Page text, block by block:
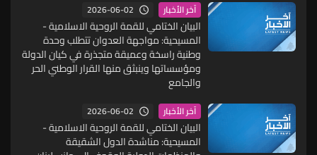
آخر الأخبار 2026-06-02
البيان الختامي للقمة الروحية الاسلامية -
المسيحية: مواجهة العدوان تتطلب وحدة
وطنية راسخة وعميقة متجذرة في كيان الدولة
ومؤسساتها وينبثق منها القرار الوطني الحر
والجامع
آخر الأخبار 2026-06-02
البيان الختامي للقمة الروحية الاسلامية -
المسيحية: مناشدة الدول الشقيقة